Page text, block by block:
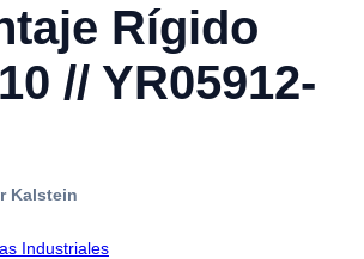
Rígido
// YR05912-
Kalstein
Industriales